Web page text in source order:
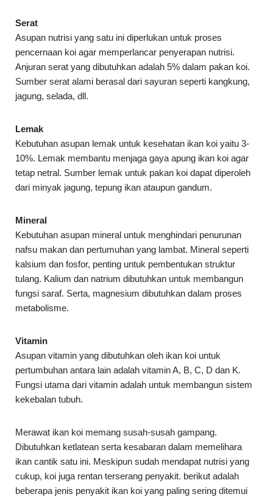
Serat
Asupan nutrisi yang satu ini diperlukan untuk proses
pencernaan koi agar memperlancar penyerapan nutrisi.
Anjuran serat yang dibutuhkan adalah 5% dalam pakan koi.
Sumber serat alami berasal dari sayuran seperti kangkung,
jagung, selada, dll.
Lemak
Kebutuhan asupan lemak untuk kesehatan ikan koi yaitu 3-
10%. Lemak membantu menjaga gaya apung ikan koi agar
tetap netral. Sumber lemak untuk pakan koi dapat diperoleh
dari minyak jagung, tepung ikan ataupun gandum.
Mineral
Kebutuhan asupan mineral untuk menghindari penurunan
nafsu makan dan pertumuhan yang lambat. Mineral seperti
kalsium dan fosfor, penting untuk pembentukan struktur
tulang. Kalium dan natrium dibutuhkan untuk membangun
fungsi saraf. Serta, magnesium dibutuhkan dalam proses
metabolisme.
Vitamin
Asupan vitamin yang dibutuhkan oleh ikan koi untuk
pertumbuhan antara lain adalah vitamin A, B, C, D dan K.
Fungsi utama dari vitamin adalah untuk membangun sistem
kekebalan tubuh.
Merawat ikan koi memang susah-susah gampang.
Dibutuhkan ketlatean serta kesabaran dalam memelihara
ikan cantik satu ini. Meskipun sudah mendapat nutrisi yang
cukup, koi juga rentan terserang penyakit. berikut adalah
beberapa jenis penyakit ikan koi yang paling sering ditemui